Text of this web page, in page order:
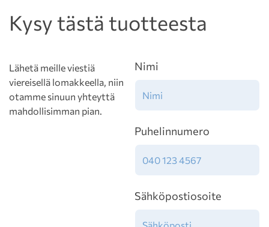
Kysy tästä tuotteesta
Lähetä meille viestiä
viereisellä lomakkeella, niin
otamme sinuun yhteyttä
mahdollisimman pian.
Nimi
Puhelinnumero
Sähköpostiosoite